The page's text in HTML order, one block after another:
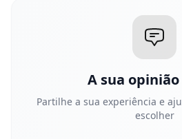
A sua
Partilhe a sua experiência e
escolher